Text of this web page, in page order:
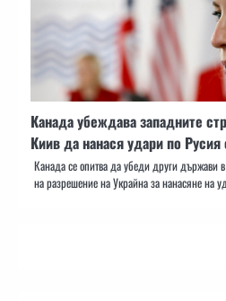
Канада убеждава западните
Киив да нанася удари по
Канада се опитва да убеди други държави
на разрешение на Украйна за нанасяне на